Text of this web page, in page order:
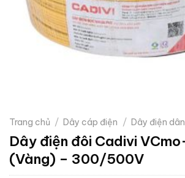
Trang chủ / Dây cáp điện / Dây điện
Dây điện đôi Cadivi
(Vàng) – 300/500V